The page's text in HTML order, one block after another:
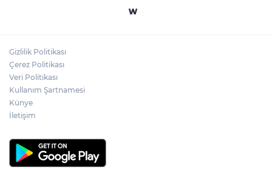
Eskişehir'de kırsal mahallelere yeni su
Gizlilik Politikası
Çerez Politikası
Veri Politikası
Kullanım Şartnamesi
Künye
İletişim